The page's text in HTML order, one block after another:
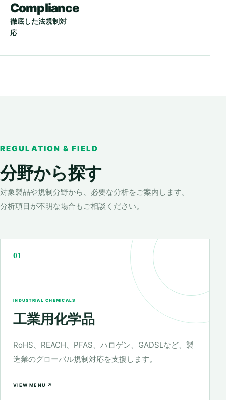
Compliance
徹底した法規制対
応
REGULATION & FIELD
分野から探す
対象製品や規制分野から、必要な分析をご案内します。
分析項目が不明な場合もご相談ください。
01
INDUSTRIAL CHEMICALS
工業用化学品
RoHS、REACH、PFAS、ハロゲン、GADSLなど、製
造業のグローバル規制対応を支援します。
VIEW MENU ↗